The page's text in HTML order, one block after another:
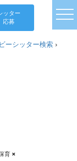
ッター
応募
ーシッター検索 ›
育